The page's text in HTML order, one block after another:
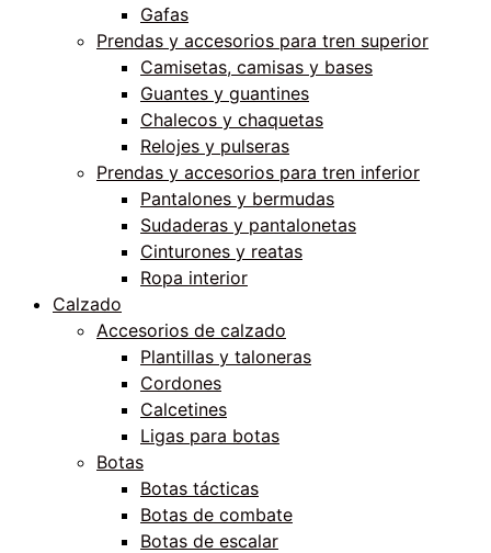
Gafas
Prendas y accesorios para tren superior
Camisetas, camisas y bases
Guantes y guantines
Chalecos y chaquetas
Relojes y pulseras
Prendas y accesorios para tren inferior
Pantalones y bermudas
Sudaderas y pantalonetas
Cinturones y reatas
Ropa interior
Calzado
Accesorios de calzado
Plantillas y taloneras
Cordones
Calcetines
Ligas para botas
Botas
Botas tácticas
Botas de combate
Botas de escalar